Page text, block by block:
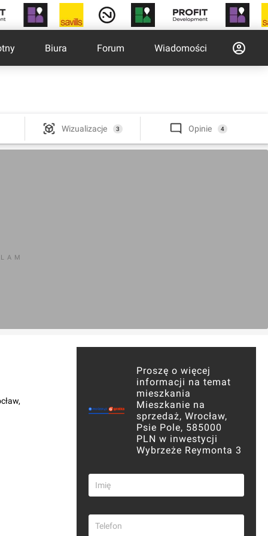
Biura Forum Wiadomości
Wizualizacje 3 Opinie 4
Proszę o więcej
informacji na temat
mieszkania
Mieszkanie na
sprzedaż, Wrocław,
Psie Pole, 585000
PLN w inwestycji
Wybrzeże Reymonta 3